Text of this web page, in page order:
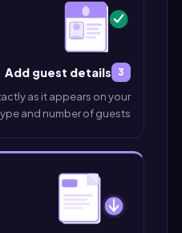
3
Add guest details
as it appears on your
and number of guests.